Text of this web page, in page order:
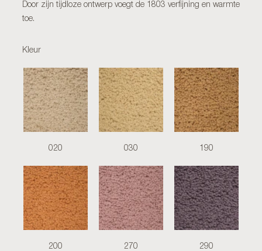
Door zijn tijdloze ontwerp voegt de 1803 verfijning en warmte
toe.
Kleur
020 030 190
200 270 290